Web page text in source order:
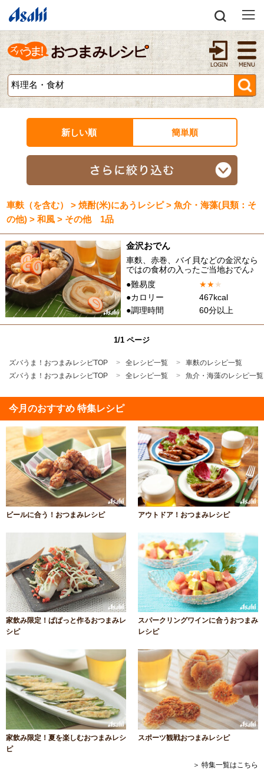
新しい順 簡単順
車麩（を含む） > 焼酎(米)にあうレシピ > 魚介・海藻(貝類：そ
の他) > 和風 > その他 1品
金沢おでん
車麩、赤巻、バイ貝などの金沢なら
ではの食材の入ったご当地おでん♪
●難易度
★★★
●カロリー
467kcal
●調理時間
60分以上
1/1 ページ
ズバうま！おつまみレシピTOP 全レシピ一覧
車麩のレシピ一覧
ズバうま！おつまみレシピTOP
全レシピ一覧 魚介・海藻のレシピ一覧
今月のおすすめ 特集レシピ
ビールに合う！おつまみレシピ アウトドア！おつまみレシピ
家飲み限定！ぱぱっと作るおつまみレ
シピ
スパークリングワインに合うおつまみ
レシピ
家飲み限定！夏を楽しむおつまみレシ
ピ
スポーツ観戦おつまみレシピ
＞ 特集一覧はこちら